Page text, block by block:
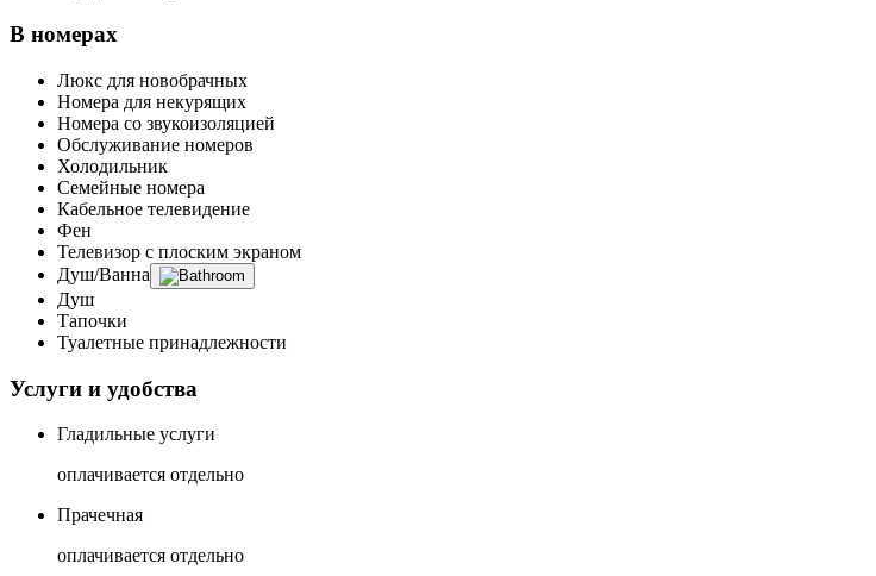
В номерах
Люкс для новобрачных
Номера для некурящих
Номера со звукоизоляцией
Обслуживание номеров
Холодильник
Семейные номера
Кабельное телевидение
Фен
Телевизор с плоским экраном
Душ/Ванна
Душ
Тапочки
Туалетные принадлежности
Услуги и удобства
Гладильные услуги
оплачивается отдельно
Прачечная
оплачивается отдельно